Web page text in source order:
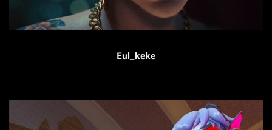
Eul_keke